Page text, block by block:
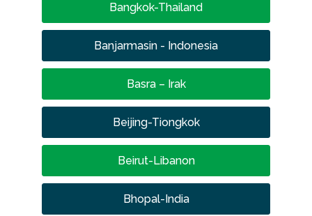
Bangkok-Thailand
Banjarmasin - Indonesia
Basra – Irak
Beijing-Tiongkok
Beirut-Libanon
Bhopal-India